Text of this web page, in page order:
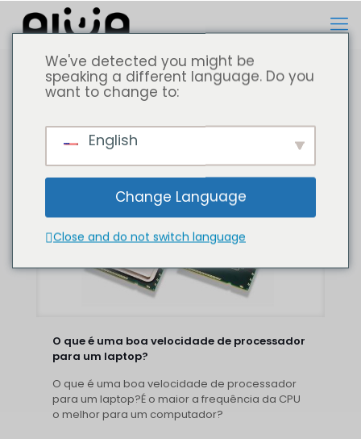
Todos Computador portátil
O que é uma boa velocidade de processador
para um laptop?
O que é uma boa velocidade de processador
para um laptop?É o maior a frequência da CPU
o melhor para um computador?
We've detected you might be
speaking a different language. Do you
want to change to:
English
Change Language
Close and do not switch language